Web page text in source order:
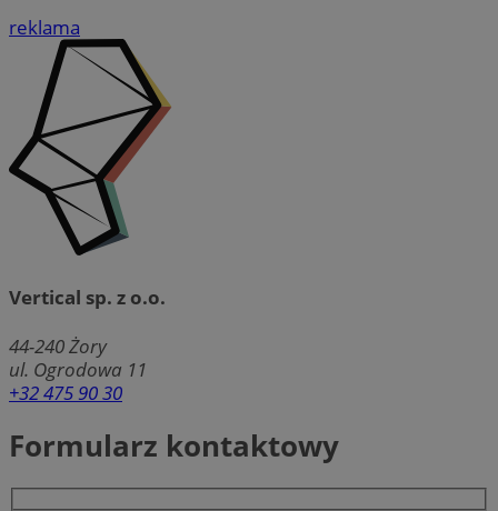
reklama
Vertical sp. z o.o.
44-240Żory
ul. Ogrodowa 11
+32 475 90 30
Formularz kontaktowy